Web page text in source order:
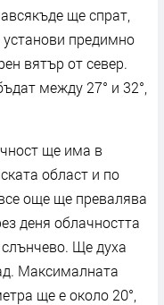
ще спрат,
предимно
вятър от север.
между 27° и 32°,
ще има в
област и по
още ще превалява
деня облачността
Ще духа
Максималната
ще е около 20°,